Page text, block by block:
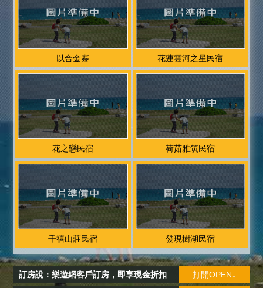
以合金寨 花蓮雲河之星民宿
花之戀民宿 荷茹雅筑民宿
千禧山莊民宿 發現樹湖民宿
訂房說：樂遊網客戶訂房，即享現金折扣 打開OPEN↓